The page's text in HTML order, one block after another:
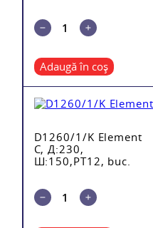
Adaugă în coș
D1260/1/K Element
C, Д:230,
Ш:150,PT12, buc.